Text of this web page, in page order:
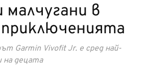
малчугани в
Garmin Vivofit Jr. е сред най-
на децата